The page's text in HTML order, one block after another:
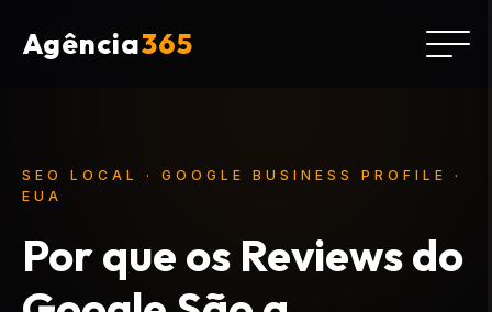
Agência365
SEO LOCAL · GOOGLE BUSINESS PROFILE ·
EUA
Por que os Reviews do